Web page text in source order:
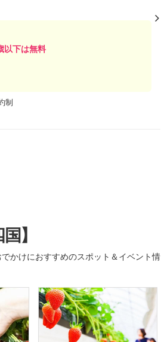
以下は無料
制
】
かけにおすすめのスポット＆イベント情